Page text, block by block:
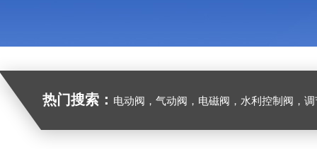
热门搜索： 电动阀，气动阀，电磁阀，水利控制阀，调节